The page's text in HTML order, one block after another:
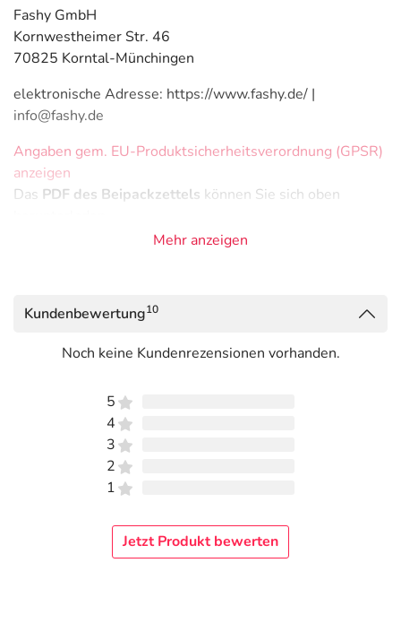
Fashy GmbH
Kornwestheimer Str. 46
70825 Korntal-Münchingen
elektronische Adresse: https://www.fashy.de/ |
info@fashy.de
Angaben gem. EU-Produktsicherheitsverordnung (GPSR)
anzeigen
Das PDF des Beipackzettels können Sie sich oben
Mehr anzeigen
Kundenbewertung10
Noch keine Kundenrezensionen vorhanden.
5
4
3
2
1
Jetzt Produkt bewerten